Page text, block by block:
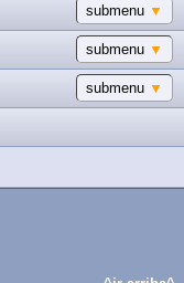
submenu ▼
submenu ▼
submenu ▼